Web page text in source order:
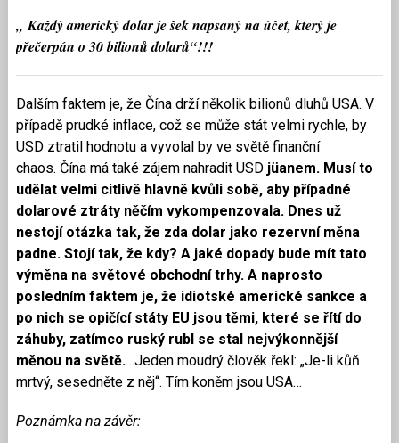
„Každý americký dolar je šek napsaný na účet, který je
přečerpán o 30 bilionů dolarů“!!!
Dalším faktem je, že Čína drží několik bilionů dluhů USA. V
případě prudké inflace, což se může stát velmi rychle, by
USD ztratil hodnotu a vyvolal by ve světě finanční
chaos. Čína má také zájem nahradit USD jüanem. Musí to
udělat velmi citlivě hlavně kvůli sobě, aby případné
dolarové ztráty něčím vykompenzovala. Dnes už
nestojí otázka tak, že zda dolar jako rezervní měna
padne. Stojí tak, že kdy? A jaké dopady bude mít tato
výměna na světové obchodní trhy. A naprosto
posledním faktem je, že idiotské americké sankce a
po nich se opičící státy EU jsou těmi, které se řítí do
záhuby, zatímco ruský rubl se stal nejvýkonnější
měnou na světě. ..Jeden moudrý člověk řekl: „Je-li kůň
mrtvý, sesedněte z něj“. Tím koněm jsou USA…
Poznámka na závěr: